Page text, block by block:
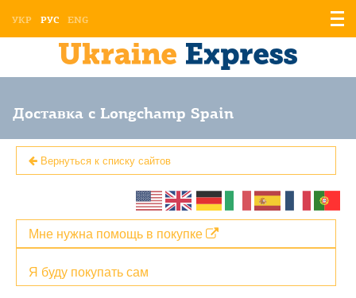
УКР РУС ENG
Доставка с Longchamp Spain
Вернуться к списку сайтов
Я буду покупать сам
Мне нужна помощь в покупке